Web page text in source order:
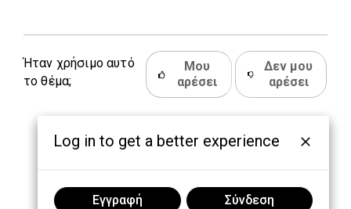
Ήταν χρήσιμο αυτό
το θέμα;
Μου
αρέσει
Δεν μου
αρέσει
Log in to get a better experience
Εγγραφή Σύνδεση